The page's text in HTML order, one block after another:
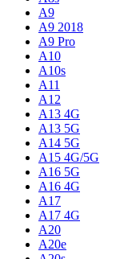
A9
A9 2018
A9 Pro
A10
A10s
A11
A12
A13 4G
A13 5G
A14 5G
A15 4G/5G
A16 5G
A16 4G
A17
A17 4G
A20
A20e